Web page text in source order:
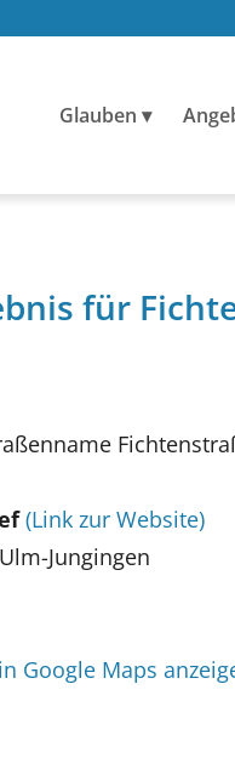
Glauben
für
(Link zur Website)
Jungingen
Google Maps